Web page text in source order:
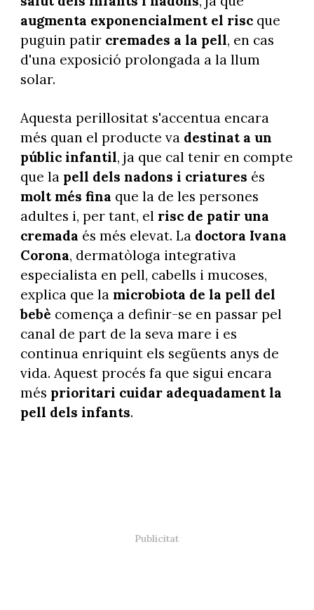
augmenta exponencialment el risc que
puguin patir cremades a la pell, en cas
d'una exposició prolongada a la llum
solar.
Aquesta perillositat s'accentua encara
més quan el producte va destinat a un
públic infantil, ja que cal tenir en compte
que la pell dels nadons i criatures és
molt més fina que la de les persones
adultes i, per tant, el risc de patir una
cremada és més elevat. La doctora Ivana
Corona, dermatòloga integrativa
especialista en pell, cabells i mucoses,
explica que la microbiota de la pell del
bebè comença a definir-se en passar pel
canal de part de la seva mare i es
continua enriquint els següents anys de
vida. Aquest procés fa que sigui encara
més prioritari cuidar adequadament la
pell dels infants.